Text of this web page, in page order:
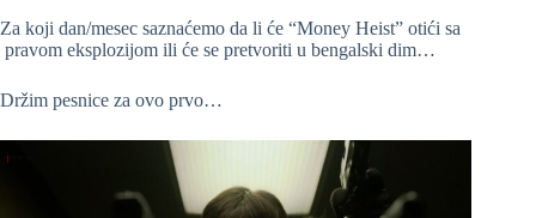
Za koji dan/mesec saznaćemo da li će “Money Heist” otići sa
pravom eksplozijom ili će se pretvoriti u bengalski dim…
Držim pesnice za ovo prvo…